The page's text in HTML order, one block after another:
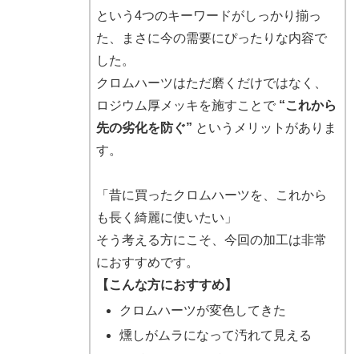
という4つのキーワードがしっかり揃っ
た、まさに今の需要にぴったりな内容で
した。
クロムハーツはただ磨くだけではなく、
ロジウム厚メッキを施すことで “これから
先の劣化を防ぐ” というメリットがありま
す。
「昔に買ったクロムハーツを、これから
も長く綺麗に使いたい」
そう考える方にこそ、今回の加工は非常
におすすめです。
【こんな方におすすめ】
クロムハーツが変色してきた
燻しがムラになって汚れて見える